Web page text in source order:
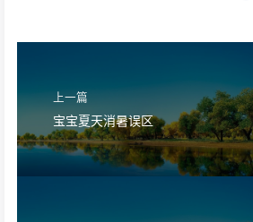
上一篇
宝宝夏天消暑误区